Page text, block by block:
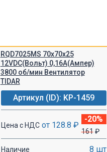
RQD7025MS 70х70х25
12VDC(Вольт) 0,16A(Ампер)
3800 об/мин Вентилятор
TIDAR
Артикул (ID): KP-1459
Цена с НДС от 128.8 ₽
-20%
161₽
Наличие 8 шт